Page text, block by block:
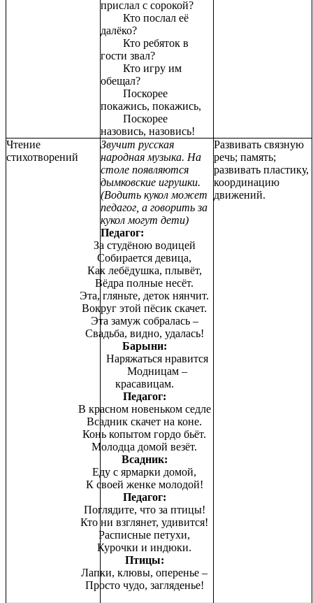
прислал с сорокой?
Кто послал её
далёко?
Кто ребяток в
гости звал?
Кто игру им
обещал?
Поскорее
покажись, покажись,
Поскорее
назовись, назовись!
Чтение
стихотворений
Звучит русская
народная музыка. На
столе появляются
дымковские игрушки.
(Водить кукол может
педагог, а говорить за
кукол могут дети)
Педагог:
За студёною водицей
Собирается девица,
Как лебёдушка, плывёт,
Вёдра полные несёт.
Эта, гляньте, деток нянчит.
Вокруг этой пёсик скачет.
Эта замуж собралась –
Свадьба, видно, удалась!
Барыни:
Наряжаться нравится
Модницам –
красавицам.
Педагог:
В красном новеньком седле
Всадник скачет на коне.
Конь копытом гордо бьёт.
Молодца домой везёт.
Всадник:
Еду с ярмарки домой,
К своей женке молодой!
Педагог:
Поглядите, что за птицы!
Кто ни взглянет, удивится!
Расписные петухи,
Курочки и индюки.
Птицы:
Лапки, клювы, оперенье –
Просто чудо, загляденье!
Развивать связную
речь; память;
развивать пластику,
координацию
движений.